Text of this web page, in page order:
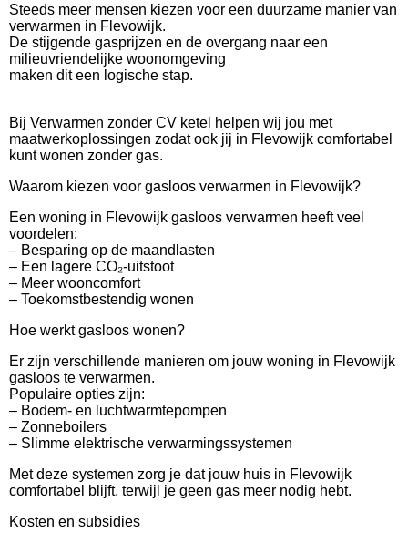
Steeds meer mensen kiezen voor een duurzame manier van
verwarmen in Flevowijk.
De stijgende gasprijzen en de overgang naar een
milieuvriendelijke woonomgeving
maken dit een logische stap.
Bij Verwarmen zonder CV ketel helpen wij jou met
maatwerkoplossingen zodat ook jij in Flevowijk comfortabel
kunt wonen zonder gas.
Waarom kiezen voor gasloos verwarmen in Flevowijk?
Een woning in Flevowijk gasloos verwarmen heeft veel
voordelen:
– Besparing op de maandlasten
– Een lagere CO₂-uitstoot
– Meer wooncomfort
– Toekomstbestendig wonen
Hoe werkt gasloos wonen?
Er zijn verschillende manieren om jouw woning in Flevowijk
gasloos te verwarmen.
Populaire opties zijn:
– Bodem- en luchtwarmtepompen
– Zonneboilers
– Slimme elektrische verwarmingssystemen
Met deze systemen zorg je dat jouw huis in Flevowijk
comfortabel blijft, terwijl je geen gas meer nodig hebt.
Kosten en subsidies